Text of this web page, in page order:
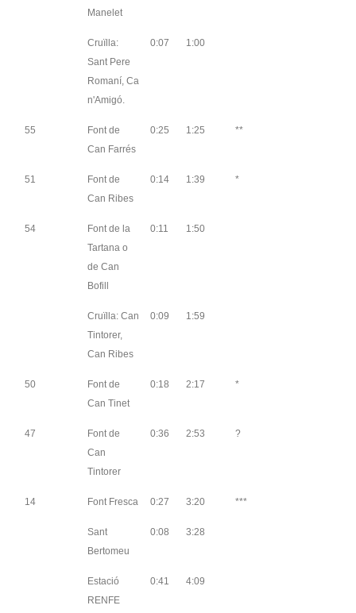
Manelet
Cruïlla:
Sant Pere
Romaní, Ca
n'Amigó.
0:07 1:00
55
Font de
Can Farrés
0:25 1:25 **
51
Font de
Can Ribes
0:14 1:39 *
54
Font de la
Tartana o
de Can
Bofill
0:11 1:50
Cruïlla: Can
Tintorer,
Can Ribes
0:09 1:59
50
Font de
Can Tinet
0:18 2:17 *
47
Font de
Can
Tintorer
0:36 2:53 ?
14 Font Fresca 0:27 3:20 ***
Sant
Bertomeu
0:08 3:28
Estació
RENFE
0:41 4:09